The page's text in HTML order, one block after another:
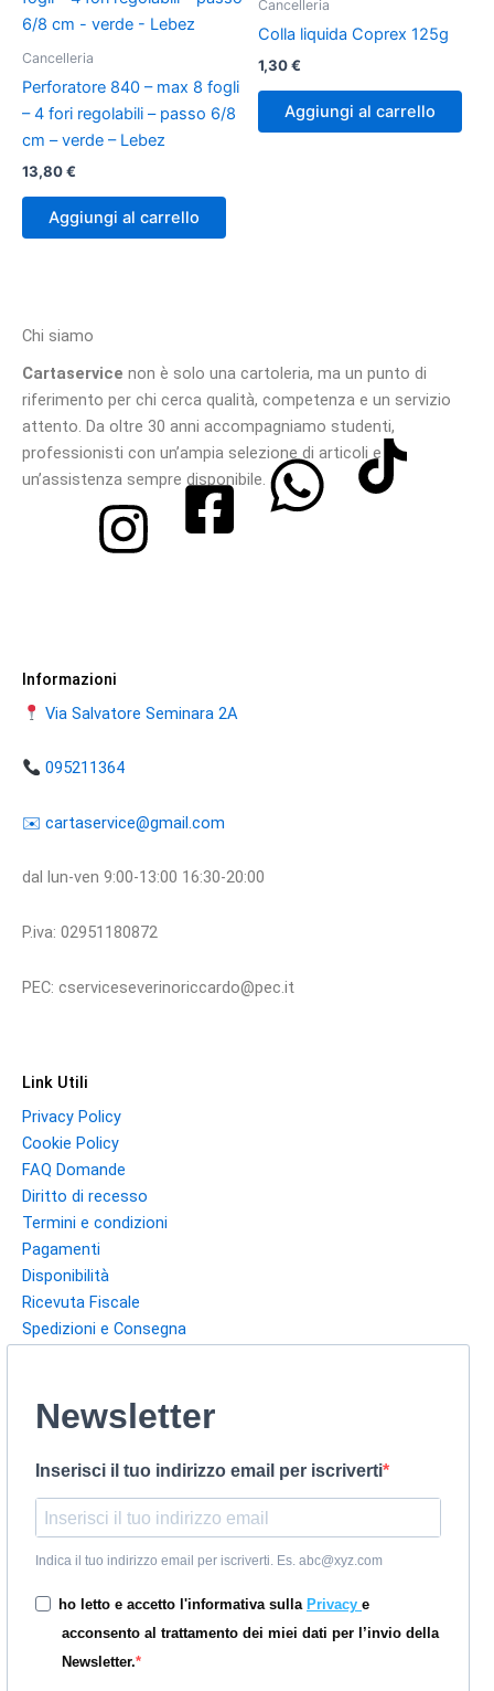
Cancelleria
Perforatore 840 – max 8 fogli
– 4 fori regolabili – passo 6/8
cm – verde – Lebez
13,80€
Aggiungi al carrello
Cancelleria
Colla liquida Coprex 125g
1,30€
Aggiungi al carrello
Chi siamo
Cartaservice non è solo una cartoleria, ma un punto di
riferimento per chi cerca qualità, competenza e un servizio
attento. Da oltre 30 anni accompagniamo studenti,
professionisti con un’ampia selezione di articoli e
un’assistenza sempre disponibile.
Informazioni
Via Salvatore Seminara 2A
095211364
​​✉️ ​cartaservice@gmail.com
dal lun-ven 9:00-13:00 16:30-20:00
P.iva: 02951180872
PEC: cserviceseverinoriccardo@pec.it
Link Utili
Privacy Policy
Cookie Policy
FAQ Domande
Diritto di recesso
Termini e condizioni
Pagamenti
Disponibilità
Ricevuta Fiscale
Spedizioni e Consegna
Newsletter
Inserisci il tuo indirizzo email per iscriverti
Indica il tuo indirizzo email per iscriverti. Es. abc@xyz.com
ho letto e accetto l'informativa sulla Privacy e
acconsento al trattamento dei miei dati per l’invio della
Newsletter.